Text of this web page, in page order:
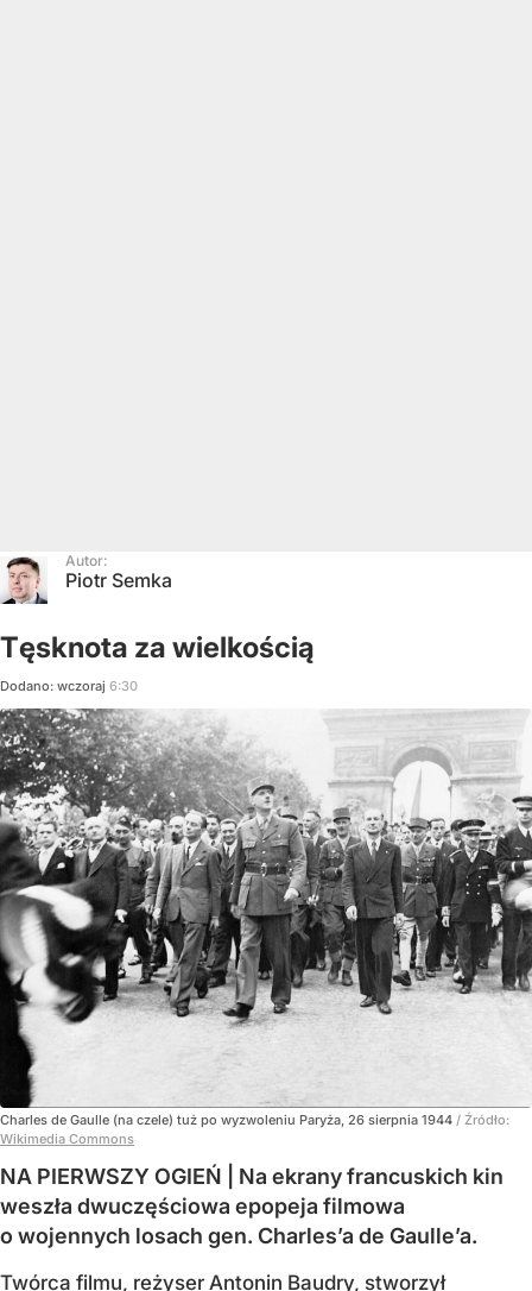
Autor:
Piotr Semka
Tęsknota za wielkością
Dodano: wczoraj 6:30
Charles de Gaulle (na czele) tuż po wyzwoleniu Paryża, 26 sierpnia 1944 / Źródło:
Wikimedia Commons
NA PIERWSZY OGIEŃ | Na ekrany francuskich kin
weszła dwuczęściowa epopeja filmowa
o wojennych losach gen. Charles’a de Gaulle’a.
Twórca filmu, reżyser Antonin Baudry, stworzył